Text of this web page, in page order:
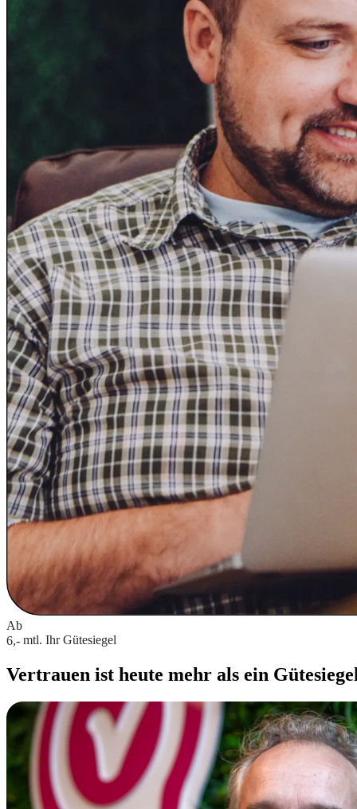
Ab
6,- mtl. Ihr Gütesiegel
Vertrauen ist heute mehr als ein